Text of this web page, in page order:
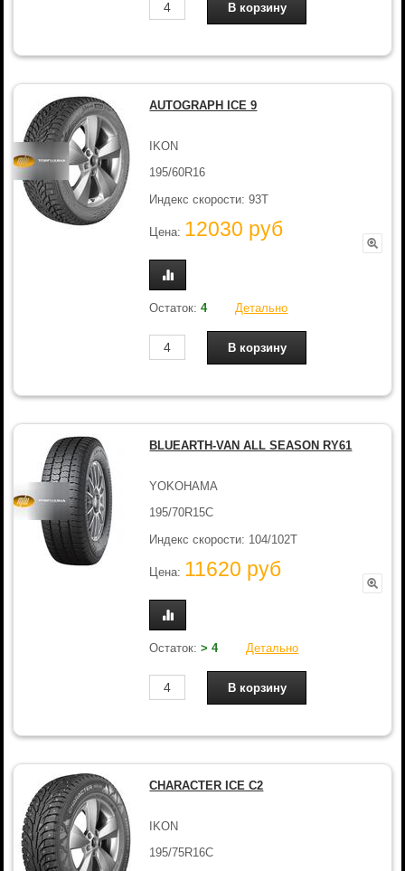
AUTOGRAPH ICE 9
IKON
195/60R16
Индекс скорости: 93T
Цена: 12030 руб
Остаток:4 Детально
BLUEARTH-VAN ALL SEASON RY61
YOKOHAMA
195/70R15C
Индекс скорости: 104/102T
Цена: 11620 руб
Остаток:> 4 Детально
CHARACTER ICE C2
IKON
195/75R16C